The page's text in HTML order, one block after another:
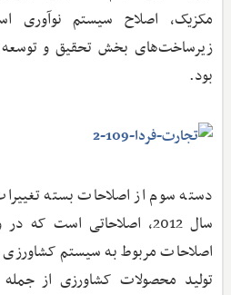
مکزیک، اصلاح سیستم
زیرساخت‌های بخش تحقیق و
بود.
دسته سوم از اصلاحات بسته
سال 2012، اصلاحاتی است
اصلاحات مربوط به سیستم
تولید محصولات کشاورزی از جمله